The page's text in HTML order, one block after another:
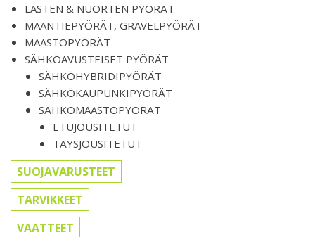
LASTEN & NUORTEN PYÖRÄT
MAANTIEPYÖRÄT, GRAVELPYÖRÄT
MAASTOPYÖRÄT
SÄHKÖAVUSTEISET PYÖRÄT
SÄHKÖHYBRIDIPYÖRÄT
SÄHKÖKAUPUNKIPYÖRÄT
SÄHKÖMAASTOPYÖRÄT
ETUJOUSITETUT
TÄYSJOUSITETUT
SUOJAVARUSTEET
TARVIKKEET
VAATTEET